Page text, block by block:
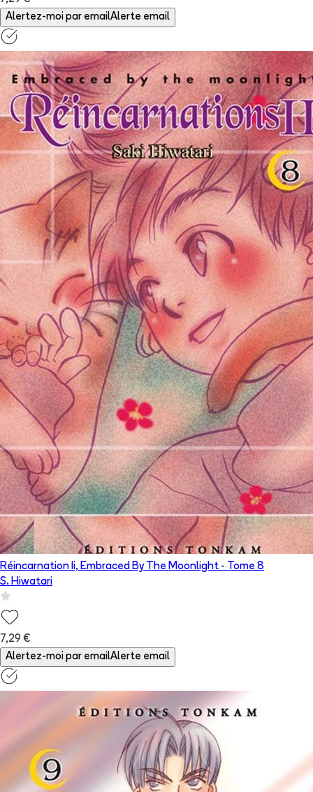
Alertez-moi par emailAlerte email
Réincarnation Ii, Embraced By The Moonlight - Tome 8
S. Hiwatari
7,29 €
Alertez-moi par emailAlerte email